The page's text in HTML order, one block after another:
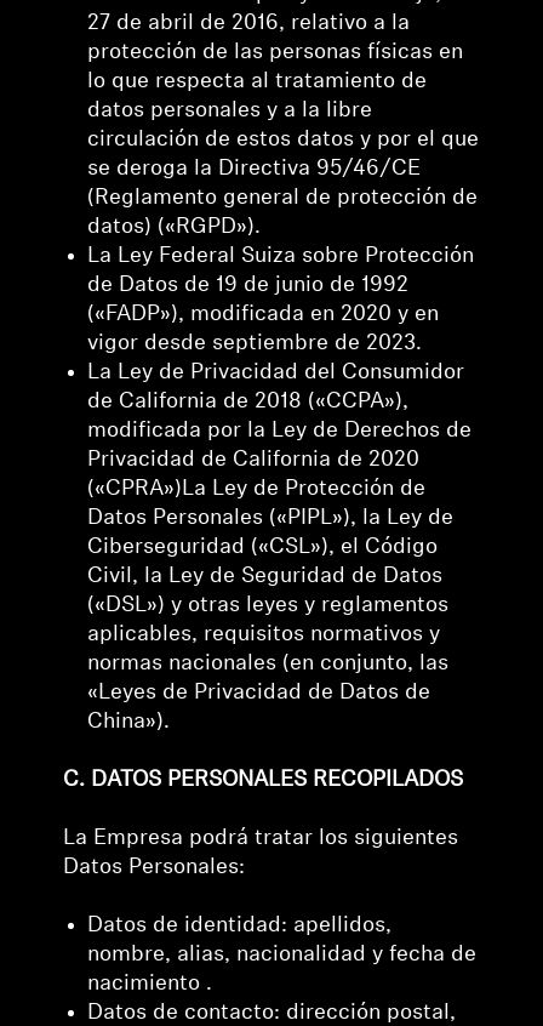
27 de abril de 2016, relativo a la
protección de las personas físicas en
lo que respecta al tratamiento de
datos personales y a la libre
circulación de estos datos y por el que
se deroga la Directiva 95/46/CE
(Reglamento general de protección de
datos) («RGPD»).
La Ley Federal Suiza sobre Protección
de Datos de 19 de junio de 1992
(«FADP»), modificada en 2020 y en
vigor desde septiembre de 2023.
La Ley de Privacidad del Consumidor
de California de 2018 («CCPA»),
modificada por la Ley de Derechos de
Privacidad de California de 2020
(«CPRA»)La Ley de Protección de
Datos Personales («PIPL»), la Ley de
Ciberseguridad («CSL»), el Código
Civil, la Ley de Seguridad de Datos
(«DSL») y otras leyes y reglamentos
aplicables, requisitos normativos y
normas nacionales (en conjunto, las
«Leyes de Privacidad de Datos de
China»).
C. DATOS PERSONALES RECOPILADOS
La Empresa podrá tratar los siguientes
Datos Personales:
Datos de identidad: apellidos,
nombre, alias, nacionalidad y fecha de
nacimiento .
Datos de contacto: dirección postal,